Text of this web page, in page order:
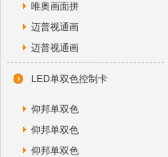
唯奥画面拼
迈普视通画
迈普视通画
LED单双色控制卡
仰邦单双色
仰邦单双色
仰邦单双色